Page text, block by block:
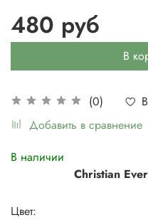
(0)
Добавить в сравнение
В наличии
480 руб
В
Christian
Цвет: